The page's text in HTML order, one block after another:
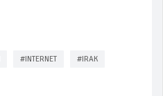
#INTERNET #IRAK